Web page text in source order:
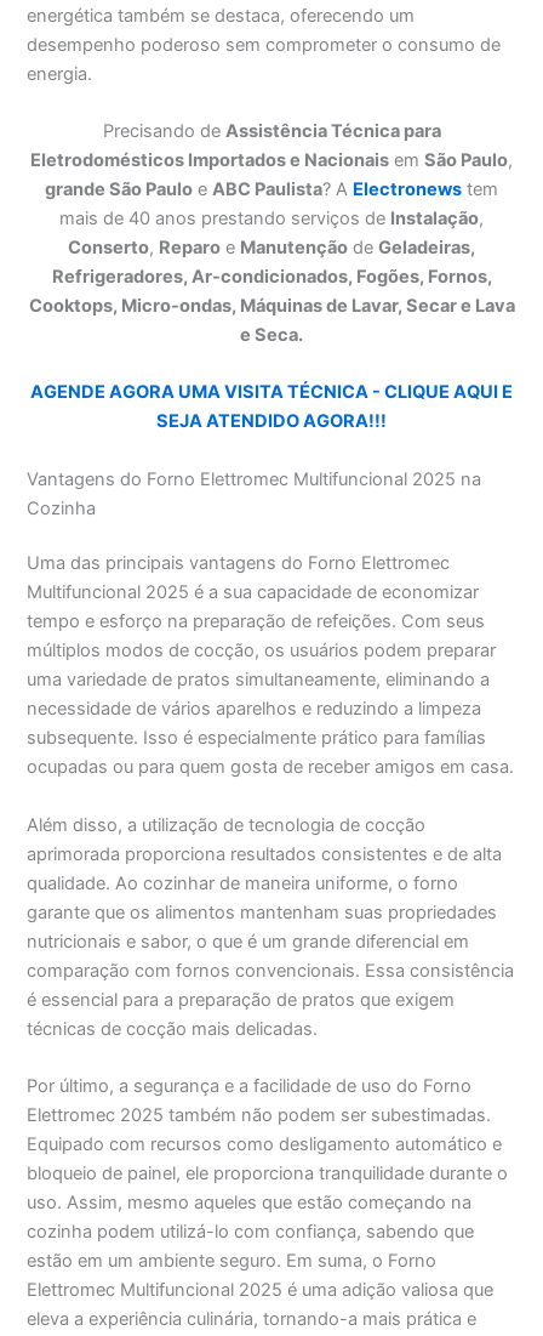
energética também se destaca, oferecendo um
desempenho poderoso sem comprometer o consumo de
energia.
Precisando de Assistência Técnica para
Eletrodomésticos Importados e Nacionais em São Paulo,
grande São Paulo e ABC Paulista? A Electronews tem
mais de 40 anos prestando serviços de Instalação,
Conserto, Reparo e Manutenção de Geladeiras,
Refrigeradores, Ar-condicionados, Fogões, Fornos,
Cooktops, Micro-ondas, Máquinas de Lavar, Secar e Lava
e Seca.
AGENDE AGORA UMA VISITA TÉCNICA - CLIQUE AQUI E
SEJA ATENDIDO AGORA!!!
Vantagens do Forno Elettromec Multifuncional 2025 na
Cozinha
Uma das principais vantagens do Forno Elettromec
Multifuncional 2025 é a sua capacidade de economizar
tempo e esforço na preparação de refeições. Com seus
múltiplos modos de cocção, os usuários podem preparar
uma variedade de pratos simultaneamente, eliminando a
necessidade de vários aparelhos e reduzindo a limpeza
subsequente. Isso é especialmente prático para famílias
ocupadas ou para quem gosta de receber amigos em casa.
Além disso, a utilização de tecnologia de cocção
aprimorada proporciona resultados consistentes e de alta
qualidade. Ao cozinhar de maneira uniforme, o forno
garante que os alimentos mantenham suas propriedades
nutricionais e sabor, o que é um grande diferencial em
comparação com fornos convencionais. Essa consistência
é essencial para a preparação de pratos que exigem
técnicas de cocção mais delicadas.
Por último, a segurança e a facilidade de uso do Forno
Elettromec 2025 também não podem ser subestimadas.
Equipado com recursos como desligamento automático e
bloqueio de painel, ele proporciona tranquilidade durante o
uso. Assim, mesmo aqueles que estão começando na
cozinha podem utilizá-lo com confiança, sabendo que
estão em um ambiente seguro. Em suma, o Forno
Elettromec Multifuncional 2025 é uma adição valiosa que
eleva a experiência culinária, tornando-a mais prática e